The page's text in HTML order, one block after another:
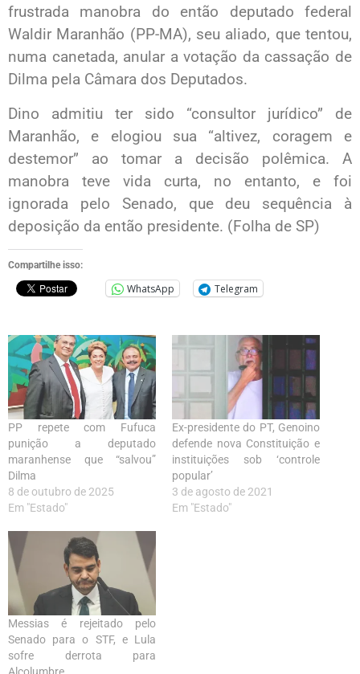
frustrada manobra do então deputado federal
Waldir Maranhão (PP-MA), seu aliado, que tentou,
numa canetada, anular a votação da cassação de
Dilma pela Câmara dos Deputados.
Dino admitiu ter sido “consultor jurídico” de
Maranhão, e elogiou sua “altivez, coragem e
destemor” ao tomar a decisão polêmica. A
manobra teve vida curta, no entanto, e foi
ignorada pelo Senado, que deu sequência à
deposição da então presidente. (Folha de SP)
Compartilhe isso:
WhatsApp Telegram
PP repete com Fufuca
punição a deputado
maranhense que “salvou”
Dilma
8 de outubro de 2025
Em "Estado"
Ex-presidente do PT, Genoino
defende nova Constituição e
instituições sob ‘controle
popular’
3 de agosto de 2021
Em "Estado"
Messias é rejeitado pelo
Senado para o STF, e Lula
sofre derrota para